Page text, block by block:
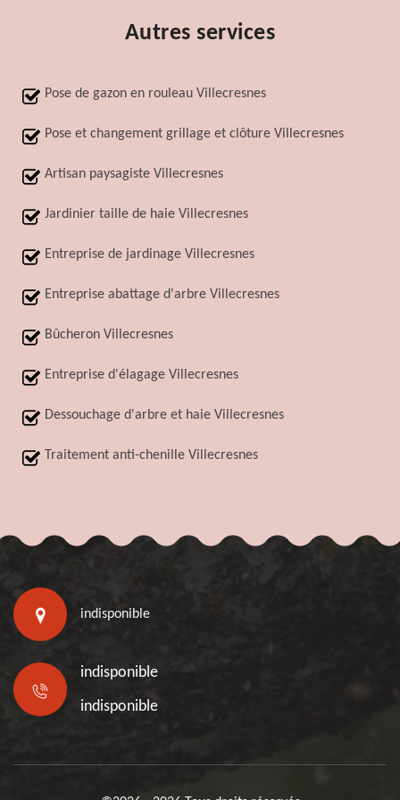
Autres services
Pose de gazon en rouleau Villecresnes
Pose et changement grillage et clôture Villecresnes
Artisan paysagiste Villecresnes
Jardinier taille de haie Villecresnes
Entreprise de jardinage Villecresnes
Entreprise abattage d'arbre Villecresnes
Bûcheron Villecresnes
Entreprise d'élagage Villecresnes
Dessouchage d'arbre et haie Villecresnes
Traitement anti-chenille Villecresnes
indisponible
indisponible
indisponible